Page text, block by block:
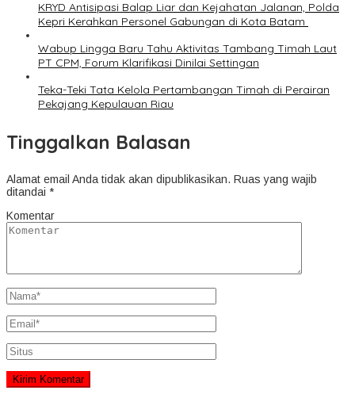
KRYD Antisipasi Balap Liar dan Kejahatan Jalanan, Polda
Kepri Kerahkan Personel Gabungan di Kota Batam ‎
Wabup Lingga Baru Tahu Aktivitas Tambang Timah Laut
PT CPM, Forum Klarifikasi Dinilai Settingan
Teka-Teki Tata Kelola Pertambangan Timah di Perairan
Pekajang Kepulauan Riau
Tinggalkan Balasan
Alamat email Anda tidak akan dipublikasikan. Ruas yang wajib
ditandai *
Komentar